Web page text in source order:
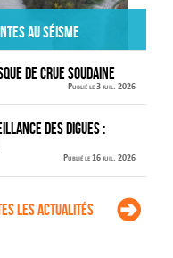
au séisme
de crue soudaine
Publié le 3 juil. 2026
des digues :
Publié le 16 juil. 2026
les actualités